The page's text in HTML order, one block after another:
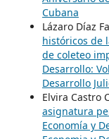
Cubana
Lázaro Díaz
históricos de
de coleteo
Desarrollo:
Desarrollo
Elvira Castro
asignatura
Economía y